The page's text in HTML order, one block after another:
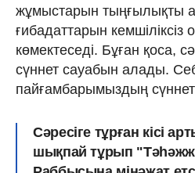
жұмыстарын тыңғылықты
ғибадаттарын кемшіліксіз
көмектеседі. Бұған қоса,
сүннет сауабын алады.
пайғамбарымыздың
Сәресіге тұрған кісі
шықпай тұрып